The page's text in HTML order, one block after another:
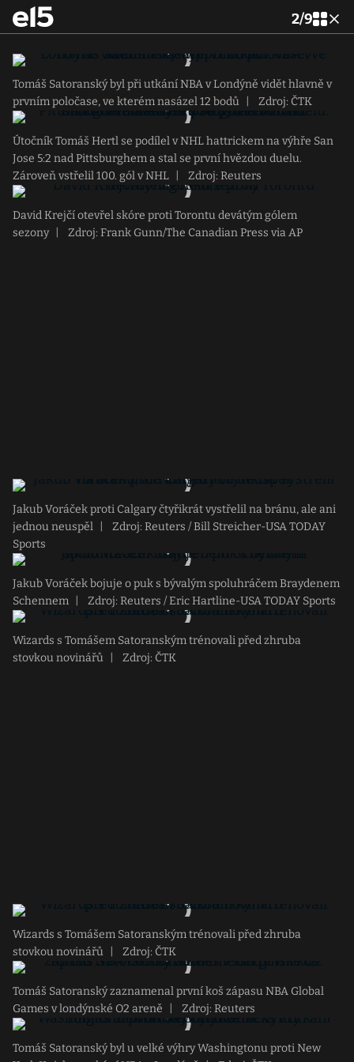
2/9
Tomáš Satoranský byl při utkání NBA v Londýně vidět hlavně v
prvním poločase, ve kterém nasázel 12 bodů
Zdroj: ČTK
Útočník Tomáš Hertl se podílel v NHL hattrickem na výhře San
Jose 5:2 nad Pittsburghem a stal se první hvězdou duelu.
Zároveň vstřelil 100. gól v NHL
Zdroj: Reuters
David Krejčí otevřel skóre proti Torontu devátým gólem
sezony
Zdroj: Frank Gunn/The Canadian Press via AP
Jakub Voráček proti Calgary čtyřikrát vystřelil na bránu, ale ani
jednou neuspěl
Zdroj: Reuters / Bill Streicher-USA TODAY
Sports
Jakub Voráček bojuje o puk s bývalým spoluhráčem Braydenem
Schennem
Zdroj: Reuters / Eric Hartline-USA TODAY Sports
Wizards s Tomášem Satoranským trénovali před zhruba
stovkou novinářů
Zdroj: ČTK
Wizards s Tomášem Satoranským trénovali před zhruba
stovkou novinářů
Zdroj: ČTK
Tomáš Satoranský zaznamenal první koš zápasu NBA Global
Games v londýnské O2 areně
Zdroj: Reuters
Tomáš Satoranský byl u velké výhry Washingtonu proti New